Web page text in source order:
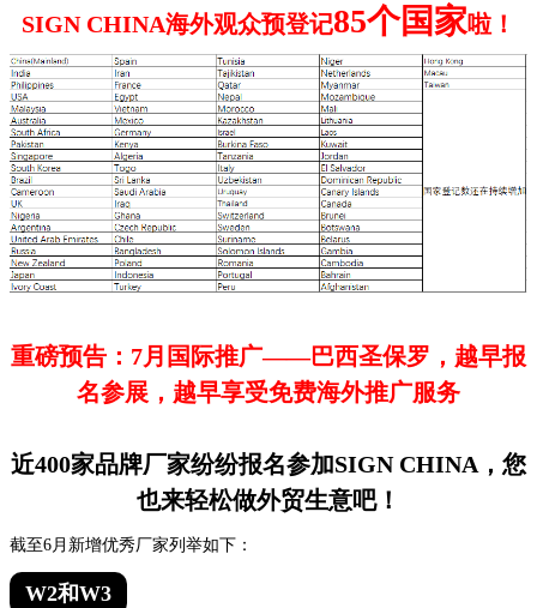
SIGN CHINA海外观众预登记85个国家啦！
重磅预告：7月国际推广——巴西圣保罗，越早报
名参展，越早享受免费海外推广服务
近400家品牌厂家纷纷报名参加SIGN CHINA，您
也来轻松做外贸生意吧！
截至6月新增优秀厂家列举如下：
W2和W3